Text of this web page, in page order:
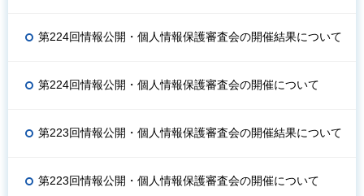
第224回情報公開・個人情報保護審査会の開催結果について
第224回情報公開・個人情報保護審査会の開催について
第223回情報公開・個人情報保護審査会の開催結果について
第223回情報公開・個人情報保護審査会の開催について